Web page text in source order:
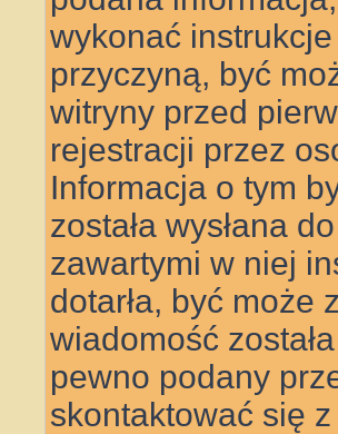
wykonać
przyczyną, być
witryny przed
rejestracji przez
Informacja o tym
została wysłana
zawartymi w niej
dotarła, być może
wiadomość
pewno podany
skontaktować się